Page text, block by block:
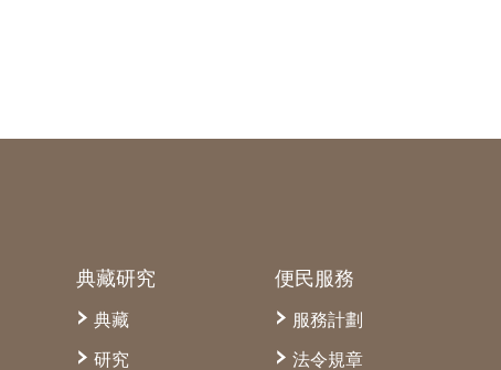
典藏研究
典藏
研究
便民服務
服務計劃
法令規章